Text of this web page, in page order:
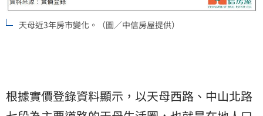
天母近3年房市變化。（圖／中信房屋提供）
根據實價登錄資料顯示，以天母西路、中山北路